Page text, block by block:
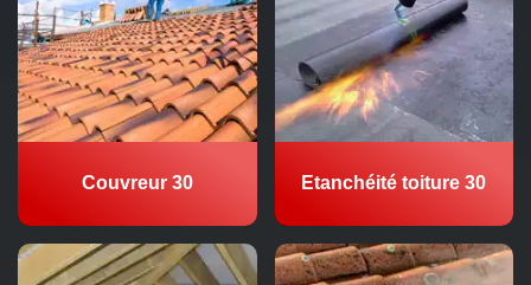
Couvreur 30 Etanchéité toiture 30